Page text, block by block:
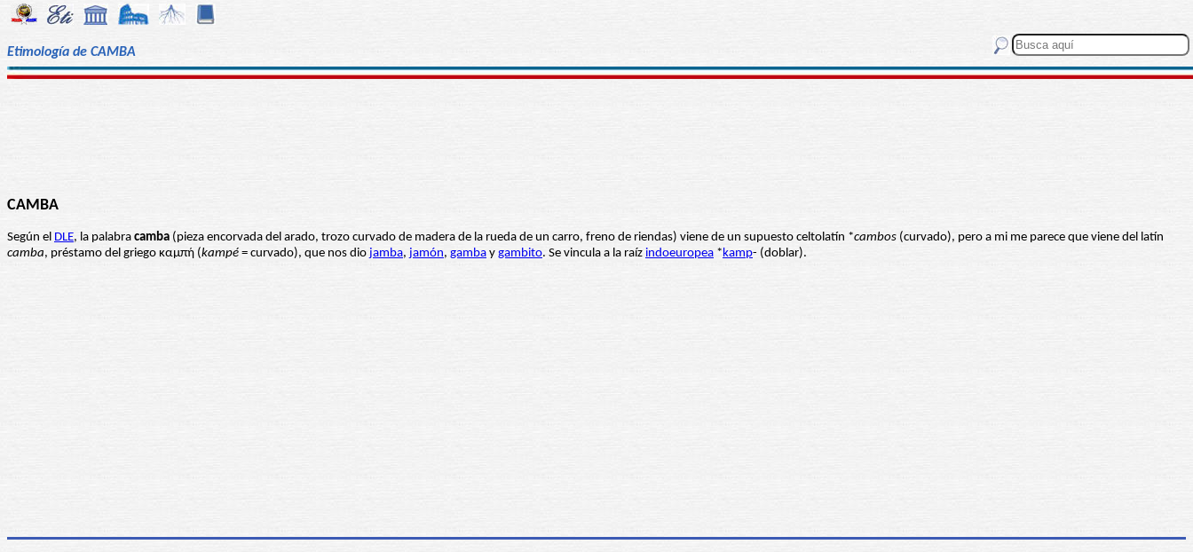
Etimología de CAMBA
CAMBA
Según el DLE, la palabra camba (pieza encorvada del arado, trozo curvado de madera de la rueda de un carro, freno de riendas) viene de un supuesto celtolatín *cambos (curvado), pero a mi me parece que viene del latín
camba, préstamo del griego καμπή (kampé = curvado), que nos dio jamba, jamón, gamba y gambito. Se vincula a la raíz indoeuropea *kamp- (doblar).